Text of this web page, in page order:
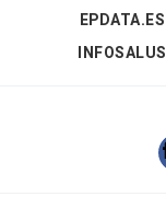
EPDATA.ES
INFOSALUS